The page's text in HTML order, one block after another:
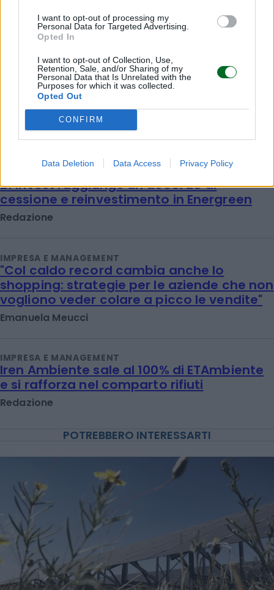
I want to opt-out of processing my
Personal Data for Targeted Advertising.
Opted In
I want to opt-out of Collection, Use,
Retention, Sale, and/or Sharing of my
Personal Data that Is Unrelated with the
Purposes for which it was collected.
Opted Out
CONFIRM
Data Deletion Data Access Privacy Policy
21 Invest raggiunge un accordo di
cessione e reinvestimento in Energreen
Redazione
IMPRESA E MANAGEMENT
"Col caldo record cambia anche lo
shopping: strategie per le aziende che non
vogliono veder colare a picco le vendite"
Emanuela Meucci
IMPRESA E MANAGEMENT
Iren Ambiente sale al 100% di ETAmbiente
e si rafforza nel comparto rifiuti
Redazione
POTREBBERO INTERESSARTI